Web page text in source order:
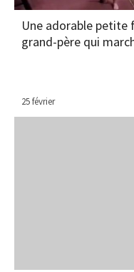
Une adorable petite
grand-père qui
25 février